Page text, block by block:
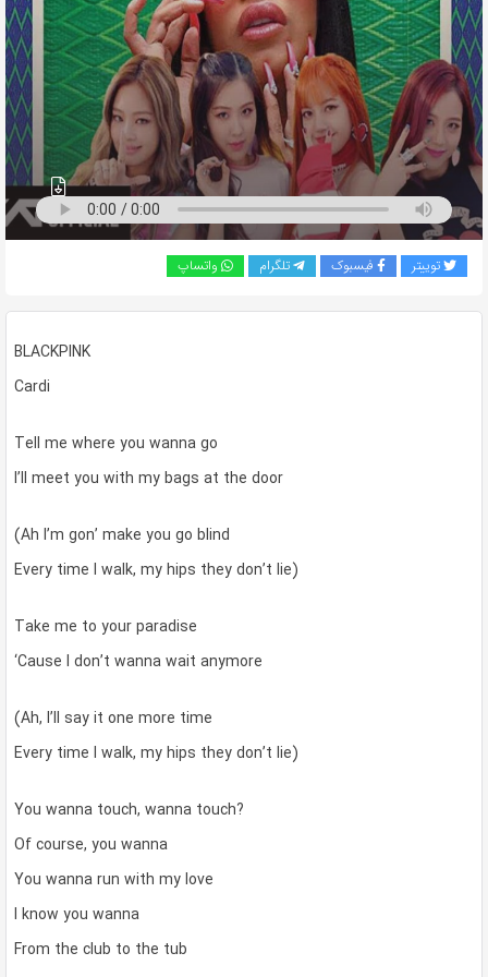
به
اشتراک
بگذارید.
کپی
لینک
توییتر فیسبوک تلگرام واتساپ
BLACKPINK
Cardi
Tell me where you wanna go
I’ll meet you with my bags at the door
(Ah I’m gon’ make you go blind
Every time I walk, my hips they don’t lie)
Take me to your paradise
‘Cause I don’t wanna wait anymore
(Ah, I’ll say it one more time
Every time I walk, my hips they don’t lie)
You wanna touch, wanna touch?
Of course, you wanna
You wanna run with my love
I know you wanna
From the club to the tub